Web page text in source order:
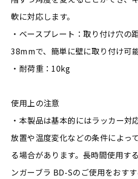
軟に対応します。
・ベースプレート：取り付け穴
38mmで、簡単に壁に取り付け可能
・耐荷重：10kg
使用上の注意
・本製品は基本的にはラッカー対
放置や温度変化などの条件によっ
る場合があります。長時間使用す
ンガーブラ BD-Sのご使用をおすす